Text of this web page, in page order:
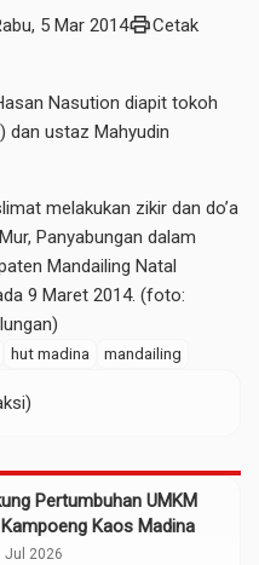
5 Mar 2014printCetak
Nasution diapit tokoh
dan ustaz Mahyudin
melakukan zikir dan do’a
Panyabungan dalam
Mandailing Natal
9 Maret 2014. (foto:
hut madina mandailing
Pertumbuhan UMKM
Kaos Madina
Jul 2026